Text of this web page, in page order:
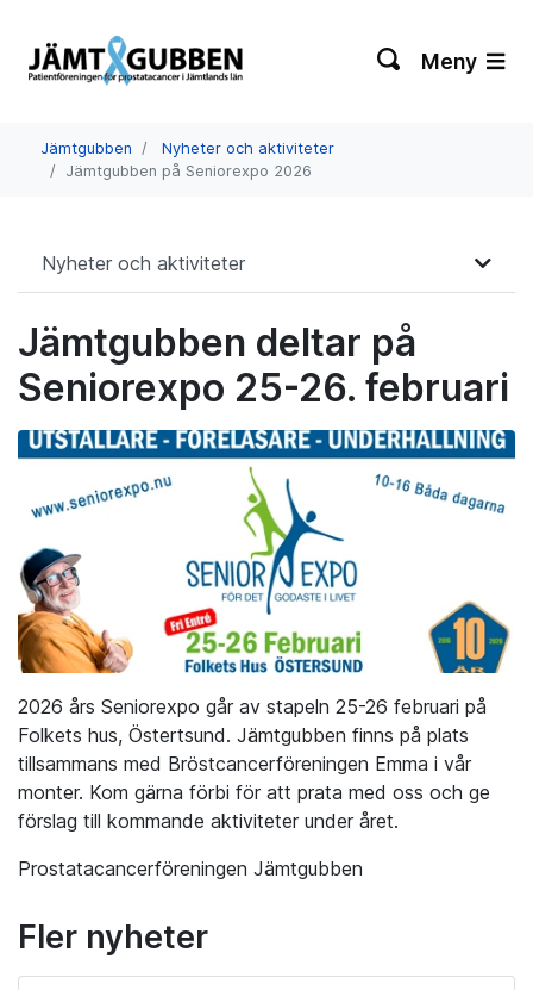
Meny
Jämtgubben
Nyheter och aktiviteter
Jämtgubben på Seniorexpo 2026
Nyheter och aktiviteter
Jämtgubben deltar på
Seniorexpo 25-26. februari
2026 års Seniorexpo går av stapeln 25-26 februari på
Folkets hus, Östertsund. Jämtgubben finns på plats
tillsammans med Bröstcancerföreningen Emma i vår
monter. Kom gärna förbi för att prata med oss och ge
förslag till kommande aktiviteter under året.
Prostatacancerföreningen Jämtgubben
Fler nyheter